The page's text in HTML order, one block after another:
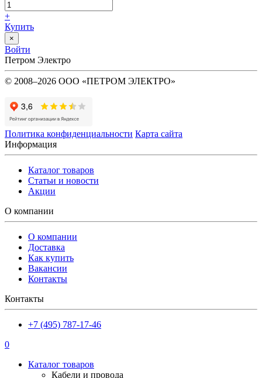
+
Купить
×
Войти
Петром Электро
© 2008–2026 ООО «ПЕТРОМ ЭЛЕКТРО»
Политика конфиденциальности Карта сайта
Информация
Каталог товаров
Статьи и новости
Акции
О компании
О компании
Доставка
Как купить
Вакансии
Контакты
Контакты
+7 (495) 787-17-46
0
Каталог товаров
Кабели и провода